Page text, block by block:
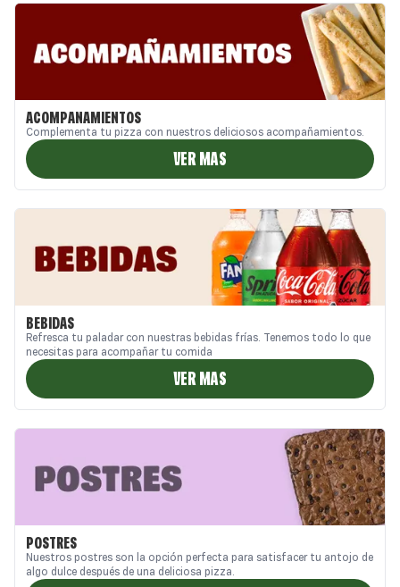
ACOMPAÑAMIENTOS
Complementa tu pizza con nuestros deliciosos acompañamientos.
VER MAS
BEBIDAS
Refresca tu paladar con nuestras bebidas frías. Tenemos todo lo que
necesitas para acompañar tu comida
VER MAS
POSTRES
Nuestros postres son la opción perfecta para satisfacer tu antojo de
algo dulce después de una deliciosa pizza.